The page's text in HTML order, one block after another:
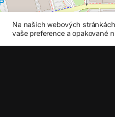
Na našich webových
vaše preference a opakované